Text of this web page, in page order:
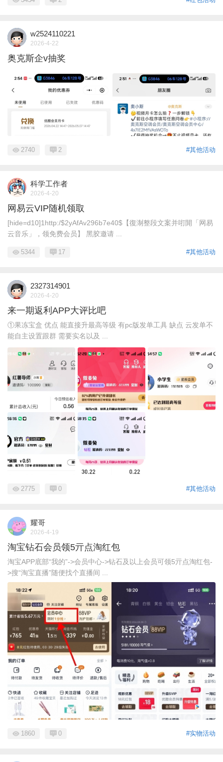
w2524110221
2026-4-22
奥克斯企v抽奖
#其他活动
2740 2
科学工作者
2026-4-20
网易云VIP随机领取
[hide=d10]1http:/$2yAfAv296b7e40$【復淛整段文案并咑閞「网易
云音乐」，领免费会员】 黑胶邀请 ...
#其他活动
5344 17
2327314901
2026-4-20
来一期返利APP大评比吧
①果冻宝盒 优点 能直接升最高等级 有pc版发单工具 缺点 云发单不
能自主设置跟群 需要实名以及 ...
#其他活动
2775 0
耀哥
2026-4-19
淘宝钻石会员领5亓点淘红包
淘宝APP底部“我的”->会员中心->钻石及以上会员可领5亓点淘红包-
>搜“淘宝直播”随便找个直播间 ...
#实物活动
1860 0